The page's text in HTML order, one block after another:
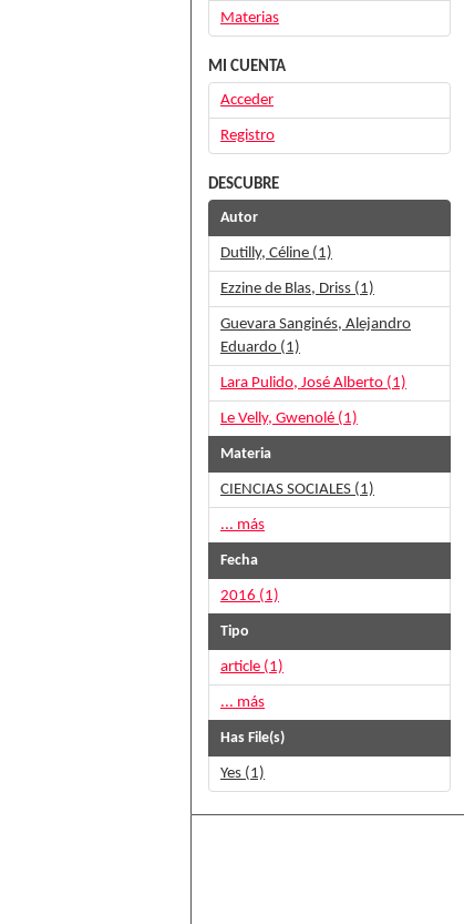
Materias
MI CUENTA
Acceder
Registro
DESCUBRE
Autor
Dutilly, Céline (1)
Ezzine de Blas, Driss (1)
Guevara Sanginés, Alejandro
Eduardo (1)
Lara Pulido, José Alberto (1)
Le Velly, Gwenolé (1)
Materia
CIENCIAS SOCIALES (1)
... más
Fecha
2016 (1)
Tipo
article (1)
... más
Has File(s)
Yes (1)